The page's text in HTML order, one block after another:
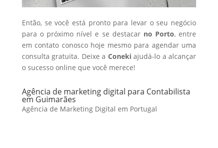
Então, se você está pronto para levar o seu negócio
para o próximo nível e se destacar no Porto, entre
em contato conosco hoje mesmo para agendar uma
consulta gratuita. Deixe a Conekiajudá-lo a alcançar
o sucesso online que você merece!
Agência de marketing digital para Contabilista
em Guimarães
Agência de Marketing Digital em Portugal